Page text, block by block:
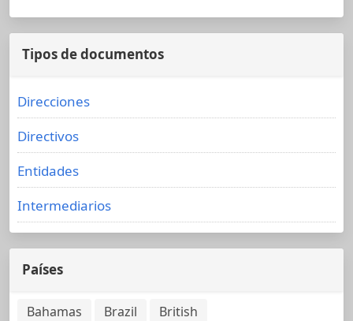
Tipos de documentos
Direcciones
Directivos
Entidades
Intermediarios
Países
Bahamas Brazil
British